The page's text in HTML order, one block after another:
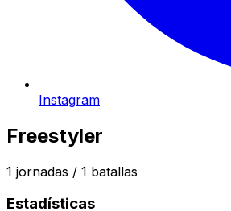
Instagram
Freestyler
1 jornadas / 1 batallas
Estadísticas